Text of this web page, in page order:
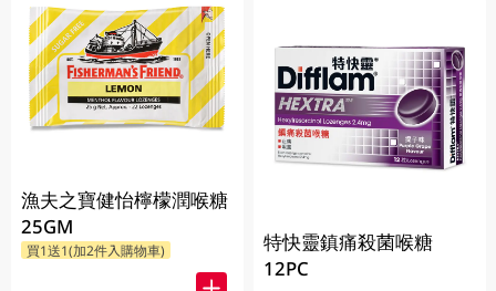
漁夫之寶健怡檸檬潤喉糖
25GM
買1送1(加2件入購物車)
特快靈鎮痛殺菌喉糖
12PC